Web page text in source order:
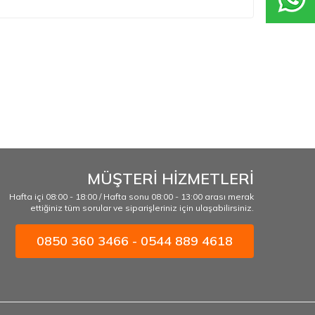
MÜŞTERİ HİZMETLERİ
Hafta içi 08:00 - 18:00 / Hafta sonu 08:00 - 13:00 arası merak
ettiğiniz tüm sorular ve siparişleriniz için ulaşabilirsiniz.
0850 360 3466 - 0544 889 4618